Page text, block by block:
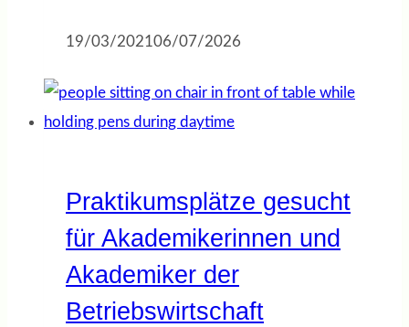
19/03/202106/07/2026
Praktikumsplätze gesucht
für Akademikerinnen und
Akademiker der
Betriebswirtschaft